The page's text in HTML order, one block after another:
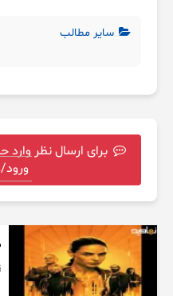
سایر مطالب
برای ارسال نظر